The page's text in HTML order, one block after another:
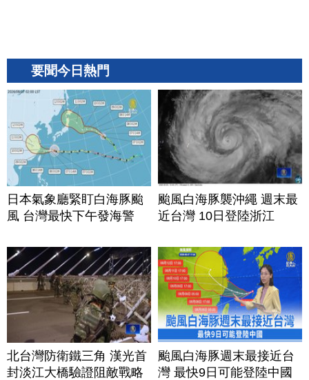
要聞今日熱門
日本氣象廳緊盯白海豚颱
風 台灣最快下午發海警
颱風白海豚襲沖繩 週末最
近台灣 10日登陸浙江
北台灣防衛鐵三角 漢光首
封淡江大橋驗證阻敵戰略
颱風白海豚週末最接近台
灣 最快9日可能登陸中國